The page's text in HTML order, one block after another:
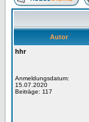
Autor
hhr
Anmeldungsdatum:
15.07.2020
Beiträge: 117